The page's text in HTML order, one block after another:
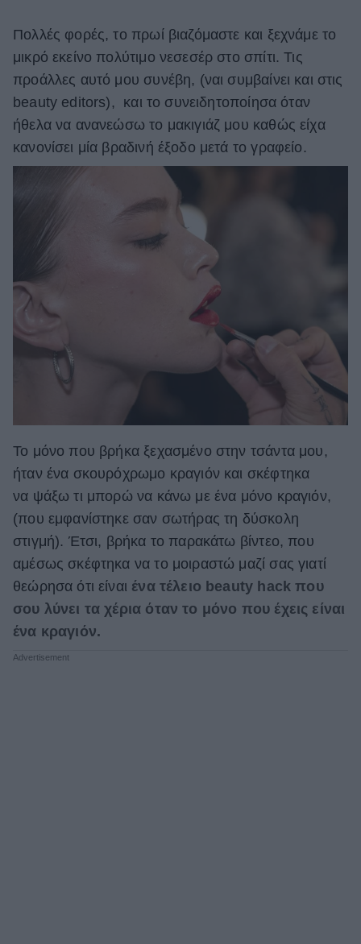
Living
Deco
Cooking
Green
Αφιερώματα
ΒΟΞ
Χωρίς Ταμπέλες
Women's Forum
Γάμος
Market News
Πολλές φορές, το πρωί βιαζόμαστε και ξεχνάμε το
μικρό εκείνο πολύτιμο νεσεσέρ στο σπίτι. Τις
προάλλες αυτό μου συνέβη, (ναι συμβαίνει και στις
beauty editors), και το συνειδητοποίησα όταν
ήθελα να ανανεώσω το μακιγιάζ μου καθώς είχα
κανονίσει μία βραδινή έξοδο μετά το γραφείο.
Το μόνο που βρήκα ξεχασμένο στην τσάντα μου,
ήταν ένα σκουρόχρωμο κραγιόν και σκέφτηκα
να ψάξω τι μπορώ να κάνω με ένα μόνο κραγιόν,
(που εμφανίστηκε σαν σωτήρας τη δύσκολη
στιγμή). Έτσι, βρήκα το παρακάτω βίντεο, που
αμέσως σκέφτηκα να το μοιραστώ μαζί σας γιατί
θεώρησα ότι είναι ένα τέλειο beauty hack που
σου λύνει τα χέρια όταν το μόνο που έχεις είναι
ένα κραγιόν.